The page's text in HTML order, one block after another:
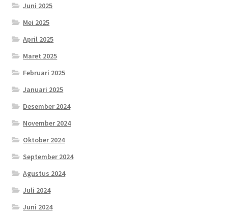
Juni 2025
Mei 2025
April 2025
Maret 2025
Februari 2025
Januari 2025
Desember 2024
November 2024
Oktober 2024
September 2024
Agustus 2024
Juli 2024
Juni 2024